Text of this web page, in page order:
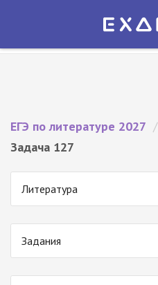
Экзамер — ЕГЭ 2027
ЕГЭ по литературе 2027 /
Задача 127
Литература
Задания